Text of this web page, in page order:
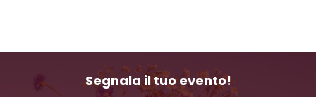
Segnala il tuo evento!